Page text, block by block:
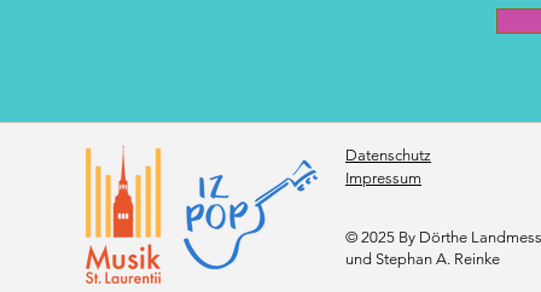
Datenschutz
Impressum
© 2025 By Dörthe
und Stephan A. Reinke